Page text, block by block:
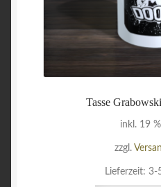
Tasse
inkl. 19
zzgl.
Lieferzeit: 3-